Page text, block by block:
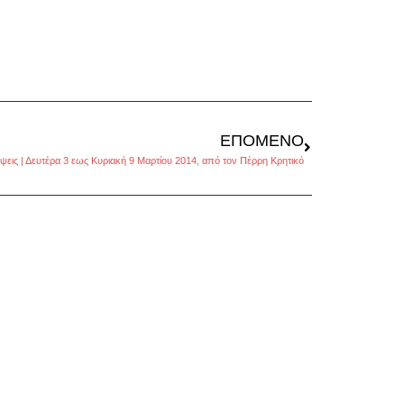
ΕΠΌΜΕΝΟ
| Δευτέρα 3 εως Κυριακή 9 Μαρτίου 2014, από τον Πέρρη Κρητικό